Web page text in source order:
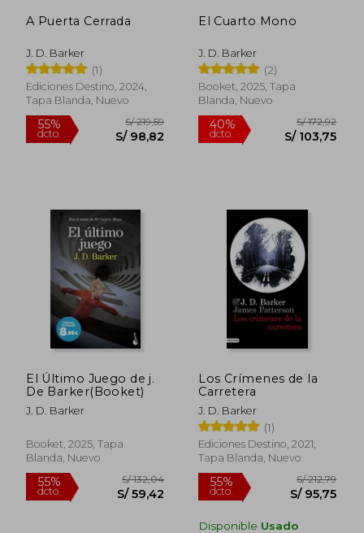
40%
dcto.
S/ 209,32
S/ 125,59
40%
dcto.
A Puerta Cerrada
J. D. Barker
(1)
Ediciones Destino, 2024,
Tapa Blanda, Nuevo
El Cuarto Mono
J. D. Barker
(2)
Booket, 2025, Tapa
Blanda, Nuevo
El Último Juego de j.
De Barker(Booket)
J. D. Barker
Booket, 2025, Tapa
Blanda, Nuevo
Los Crímenes de la
Carretera
J. D. Barker
(1)
Ediciones Destino, 2021,
Tapa Blanda, Nuevo
Disponible Usado